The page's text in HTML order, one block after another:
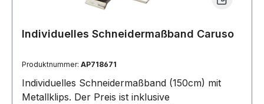
Individuelles Schneidermaßband Caruso
Produktnummer: AP718671
Individuelles Schneidermaßband (150cm) mit
Metallklips. Der Preis ist inklusive